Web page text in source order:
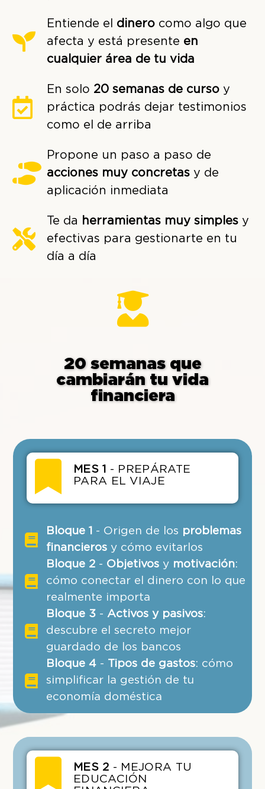
Entiende el dinerocomo algo que
afecta y está presente en
cualquier área de tu vida
En solo 20 semanas de cursoy
práctica podrás dejar testimonios
como el de arriba
Propone un paso a paso de
acciones muy concretasy de
aplicación inmediata
Te da herramientas muy simplesy
efectivas para gestionarte en tu
día a día
20 semanas que
cambiarán tu vida
financiera
MES 1
- PREPÁRATE
PARA EL VIAJE
Bloque 1 - Origen de los problemas
financieros y cómo evitarlos
Bloque 2 - Objetivos y motivación:
cómo conectar el dinero con lo que
realmente importa
Bloque 3 -Activos y pasivos:
descubre el secreto mejor
guardado de los bancos
Bloque 4 - Tipos de gastos: cómo
simplificar la gestión de tu
economía doméstica
MES 2 - MEJORA TU
EDUCACIÓN